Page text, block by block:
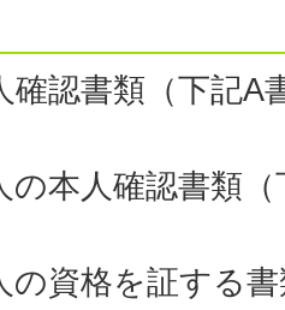
確認書類（下記A
の本人確認書類
の資格を証する